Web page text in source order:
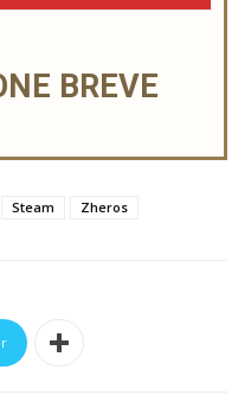
BREVE
Steam Zheros